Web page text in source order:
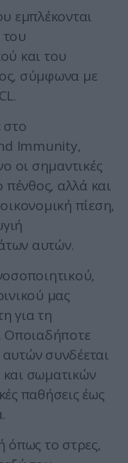
εμπλέκονται
και του
σύμφωνα με
στο
Immunity,
οι σημαντικές
πένθος, αλλά και
πίεση,
αυτών.
μας
για τη
Οποιαδήποτε
συνδέεται
σωματικών
παθήσεις έως
όπως το στρες,